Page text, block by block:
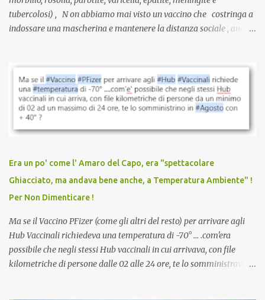
tubercolosi) , N on abbiamo mai visto un vaccino che costringa a
indossare una mascherina e mantenere la distanza sociale , anche
vaccinazione. Non avevamo mai sentito parlare di ricompense,
sconti, incentivi per vaccinarsi. Non avevamo mai visto
discriminazioni per coloro che non l’hanno fatto. Se non sei stato
vaccinato, nessuno aveva prima cercato di farti sentire una
persona cattiva. Non avevamo mai visto un vaccino che minacci le
vaccino usato per minacciare i mezzi di sussistenza, il lavoro o la
scuola. Non avevamo mai visto un vaccino che permettesse a un
dodicenne di ignorare il consenso dei genitori. Dopo tutti i vaccini
che abbiamo elencato sopra...
Era un po' come l' Amaro del Capo, era "spettacolare
Ghiacciato, ma andava bene anche, a Temperatura Ambiente" !
Per Non Dimenticare !
Ma se il Vaccino PFizer (come gli altri del resto) per arrivare agli
Hub Vaccinali richiedeva una temperatura di -70° ... .com'era
possibile che negli stessi Hub vaccinali in cui arrivava, con file
kilometriche di persone dalle 02 alle 24 ore, te lo somministravano